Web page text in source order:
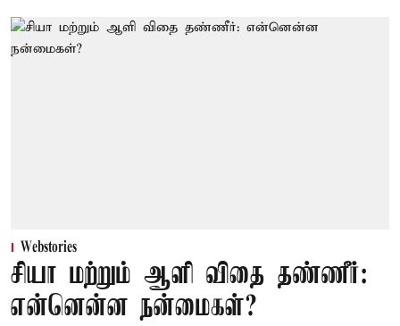
Webstories
சியா மற்றும் ஆளி விதை தண்ணீர்:
என்னென்ன நன்மைகள்?